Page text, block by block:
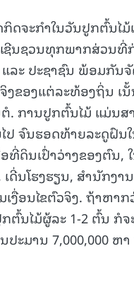
ດຈະກໍາໃນວັນປູກຕົ້ນໄ
ຊີນຊວນທຸກພາກສ່ວນທີ່
ແລະ ປະຊາຊົນ ພ້ອມກັນ
ງຂອງແຕ່ລະທ້ອງຖິ່ນ ເ
. ການປູກຕົ້ນໄມ້ ແມ່ນສ
ປ ຈົນຮອດທ້າຍລະດູຝົ
ອທີ່ດິນເປົ່າວ່າງຂອງຕົນ,
ດີ່ນໂຮງຮຽນ, ສໍານັກງາ
ງື່ອນໄຂຕົວຈິງ. ຖ້າຫາ
ຕົ້ນໄມ້ຜູ້ລະ 1-2 ຕົ້ນ ກໍຈ
ະມານ 7,000,000 ຫາ